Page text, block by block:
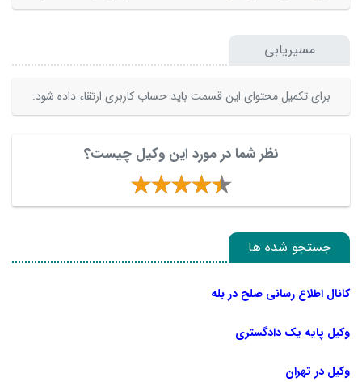
مسیریابی
برای تکمیل محتوای این قسمت باید حساب کاربری ارتقاء داده شود.
نظر شما در مورد این وکیل چیست؟
جستجو شده ها
کانال اطلاع رسانی صلح در بله
وکیل پایه یک دادگستری
وکیل در تهران